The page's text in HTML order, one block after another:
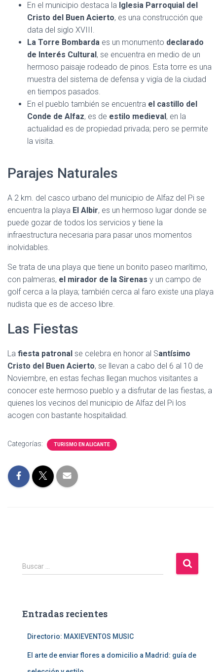
En el municipio destaca la Iglesia Parroquial del
Cristo del Buen Acierto, es una construcción que
data del siglo XVIII.
La Torre Bombarda es un monumento declarado
de Interés Cultural, se encuentra en medio de un
hermoso paisaje rodeado de pinos. Esta torre es una
muestra del sistema de defensa y vigía de la ciudad
en tiempos pasados.
En el pueblo también se encuentra el castillo del
Conde de Alfaz, es de estilo medieval, en la
actualidad es de propiedad privada; pero se permite
la visita.
Parajes Naturales
A 2 km. del casco urbano del municipio de Alfaz del Pi se
encuentra la playa El Albir, es un hermoso lugar donde se
puede gozar de todos los servicios y tiene la
infraestructura necesaria para pasar unos momentos
inolvidables.
Se trata de una playa que tiene un bonito paseo marítimo,
con palmeras, el mirador de la Sirenas y un campo de
golf cerca a la playa; también cerca al faro existe una playa
nudista que es de acceso libre.
Las Fiestas
La fiesta patronal se celebra en honor al Santísimo
Cristo del Buen Acierto, se llevan a cabo del 6 al 10 de
Noviembre, en estas fechas llegan muchos visitantes a
conocer este hermoso pueblo y a disfrutar de las fiestas, a
quienes los vecinos del municipio de Alfaz del Pi los
acogen con bastante hospitalidad.
Categorías: TURISMO EN ALICANTE
B
u
r
Buscar …
Entradas recientes
Directorio: MAXIEVENTOS MUSIC
El arte de enviar flores a domicilio a Madrid: guía de